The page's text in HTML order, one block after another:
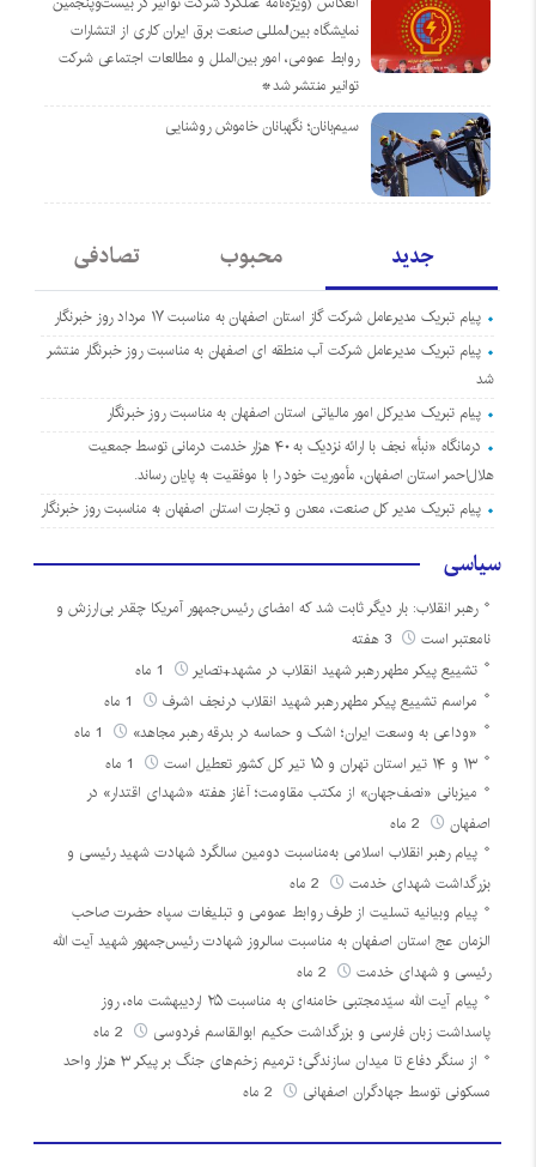
نمایشگاه بین‌المللی صنعت برق ایران کاری از انتشارات
روابط عمومی، امور بین‌الملل و مطالعات اجتماعی شرکت
توانیر منتشر شد*
سیم‌بانان؛ نگهبانان خاموش روشنایی
جدید محبوب تصادفی
پیام تبریک مدیرعامل شرکت گاز استان اصفهان به مناسبت ۱۷ مرداد روز خبرنگار
پیام تبریک مدیرعامل شرکت آب منطقه ای اصفهان به مناسبت روز خبرنگار منتشر
شد
پیام تبریک مدیرکل امور مالیاتی استان اصفهان به مناسبت روز خبرنگار
درمانگاه «نبأ» نجف با ارائه نزدیک به ۴۰ هزار خدمت درمانی توسط جمعیت
هلال‌احمر استان اصفهان، مأموریت خود را با موفقیت به پایان رساند.
پیام تبریک مدیر کل صنعت، معدن و تجارت استان اصفهان به مناسبت روز خبرنگار
سیاسی
رهبر انقلاب: بار دیگر ثابت شد که امضای رئیس‌جمهور آمریکا چقدر بی‌ارزش و
نامعتبر است
3 هفته
تشییع پیکر مطهر رهبر شهید انقلاب در مشهد+تصایر
مراسم تشییع پیکر مطهر رهبر شهید انقلاب درنجف اشرف
«وداعی به وسعت ایران؛ اشک و حماسه در بدرقه رهبر مجاهد»
۱۳ و ۱۴ تیر استان تهران و ۱۵ تیر کل کشور تعطیل است
میزبانی «نصف‌جهان» از مکتب مقاومت؛ آغاز هفته «شهدای اقتدار» در
اصفهان
پیام رهبر انقلاب اسلامی به‌مناسبت دومین سالگرد شهادت شهید رئیسی و
بزرگداشت شهدای خدمت
پیام وبیانیه تسلیت از طرف روابط عمومی و تبلیغات سپاه حضرت صاحب
الزمان عج استان اصفهان به مناسبت سالروز شهادت رئیس‌جمهور شهید آیت الله
رئیسی و شهدای خدمت
پیام آیت الله سیّدمجتبی خامنه‌ای به مناسبت ۲۵ اردیبهشت ماه، روز
پاسداشت زبان فارسی و بزرگداشت حکیم ابوالقاسم فردوسی
از سنگر دفاع تا میدان سازندگی؛ ترمیم زخم‌های جنگ بر پیکر ۳ هزار واحد
مسکونی توسط جهادگران اصفهانی